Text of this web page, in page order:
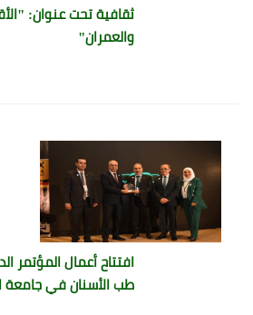
ثقافية تحت عنوان:
والعمران"
افتتاح أعمال المؤتمر
طب الأسنان في جامعة